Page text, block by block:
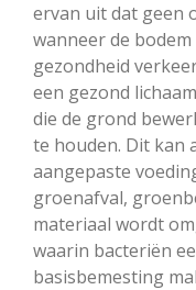
ervan uit dat geen
wanneer de
gezondheid
een gezond
die de grond
te houden. Dit kan
aangepaste
groenafval,
materiaal wordt
waarin bacteriën
basisbemesting